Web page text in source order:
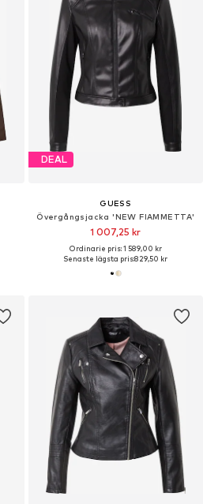
DEAL
GUESS
Övergångsjacka 'NEW FIAMMETTA'
1 007,25 kr
Ordinarie pris: 1 589,00 kr
Senaste lägsta pris:829,50 kr